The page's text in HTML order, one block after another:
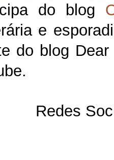
do blog
e
do blog
Redes